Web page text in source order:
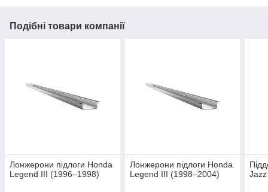
Подібні товари компанії
Лонжерони підлоги Honda
Legend III (1996–1998)
Лонжерони підлоги Honda
Legend III (1998–2004)